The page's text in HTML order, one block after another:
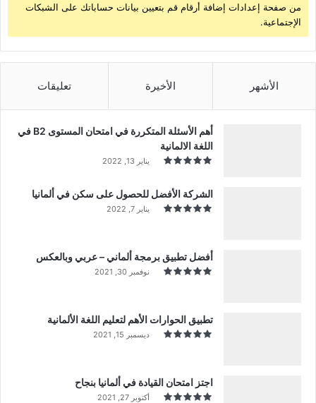
من صفحة إعدادات إضافة أرقام قم بتعيين بيانات حساباتك على الشبكات
الإجتماعية.
الأشهر الأخيرة تعليقات
أهم الأسئلة المتكررة في امتحان المستوى B2 في
اللغة الالمانية
يناير 13, 2022
الشركة الأفضل للحصول على سكن في ألمانيا
يناير 7, 2022
أفضل تطبيق برمجة ألماني – عربي وبالعكس
نوفمبر 30, 2021
تطبيق الحوارات الأهم لتعليم اللغة الألمانية
ديسمبر 15, 2021
اجتز امتحان القيادة في ألمانيا بنجاح
أكتوبر 27, 2021